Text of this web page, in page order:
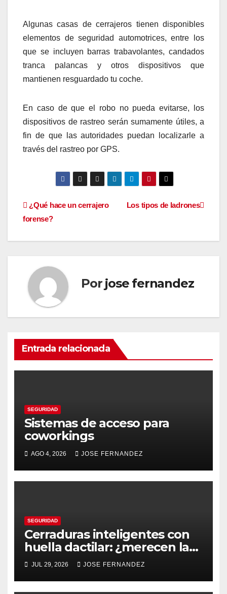
Algunas casas de cerrajeros tienen disponibles
elementos de seguridad automotrices, entre los
que se incluyen barras trabavolantes, candados
tranca palancas y otros dispositivos que
mantienen resguardado tu coche.
En caso de que el robo no pueda evitarse, los
dispositivos de rastreo serán sumamente útiles, a
fin de que las autoridades puedan localizarle a
través del rastreo por GPS.
Navegación
Los tipos de ladrones
¿Qué hace un cerrajero
forense?
Por jose fernandez
Entrada relacionada
SEGURIDAD
Sistemas de acceso para
coworkings
AGO 4, 2026 JOSE FERNANDEZ
SEGURIDAD
Cerraduras inteligentes con
huella dactilar: ¿merecen la
pena?
JUL 29, 2026 JOSE FERNANDEZ